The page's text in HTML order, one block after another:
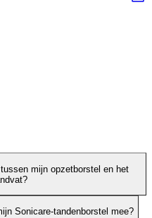
mijn opzetborstel en het
Sonicare-tandenborstel mee?